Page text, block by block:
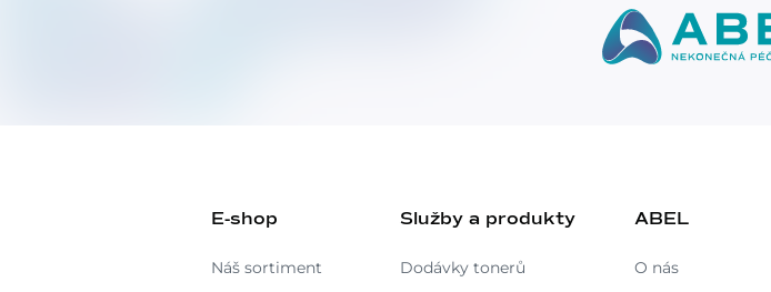
E-shop
Náš sortiment
Služby a produkty
Dodávky tonerů
ABEL
O nás